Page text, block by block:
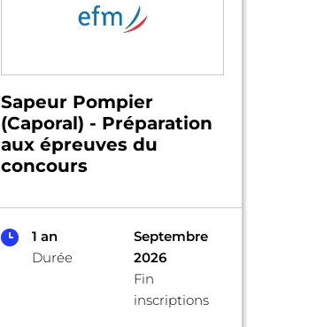
Sapeur Pompier
(Caporal) - Préparation
aux épreuves du
concours
1 an
Durée
Septembre
2026
Fin
inscriptions